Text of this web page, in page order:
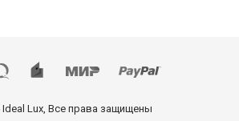
Lux, Все права защищены